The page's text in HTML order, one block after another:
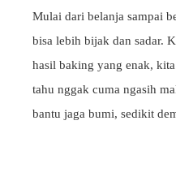
Mulai dari belanja sampai
bisa lebih bijak dan sadar.
hasil baking yang enak,
tahu nggak cuma ngasih
bantu jaga bumi, sedikit